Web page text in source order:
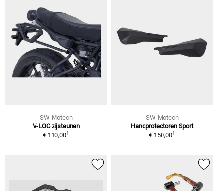
SW-Motech
V-LOC zijsteunen
€ 110,001
SW-Motech
Handprotectoren Sport
€ 150,001